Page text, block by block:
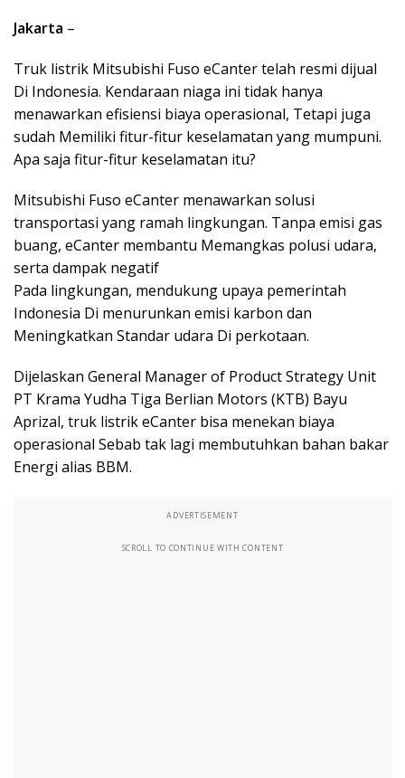
Jakarta –
Truk listrik Mitsubishi Fuso eCanter telah resmi dijual
Di Indonesia. Kendaraan niaga ini tidak hanya
menawarkan efisiensi biaya operasional, Tetapi juga
sudah Memiliki fitur-fitur keselamatan yang mumpuni.
Apa saja fitur-fitur keselamatan itu?
Mitsubishi Fuso eCanter menawarkan solusi
transportasi yang ramah lingkungan. Tanpa emisi gas
buang, eCanter membantu Memangkas polusi udara,
serta dampak negatif
Pada lingkungan, mendukung upaya pemerintah
Indonesia Di menurunkan emisi karbon dan
Meningkatkan Standar udara Di perkotaan.
Dijelaskan General Manager of Product Strategy Unit
PT Krama Yudha Tiga Berlian Motors (KTB) Bayu
Aprizal, truk listrik eCanter bisa menekan biaya
operasional Sebab tak lagi membutuhkan bahan bakar
Energi alias BBM.
ADVERTISEMENT
SCROLL TO CONTINUE WITH CONTENT